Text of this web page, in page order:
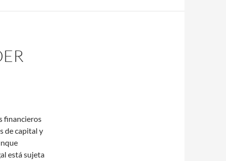
financieros
de capital y
está sujeta